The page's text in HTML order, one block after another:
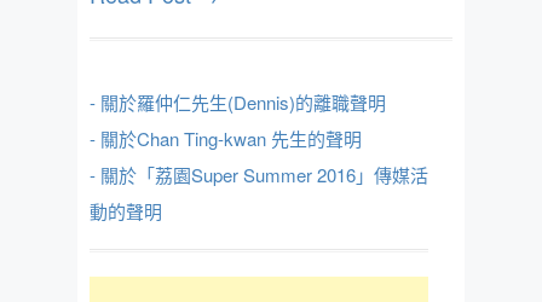
- 關於羅仲仁先生(Dennis)的離職聲明
- 關於Chan Ting-kwan 先生的聲明
- 關於「荔園Super Summer 2016」傳媒活
動的聲明